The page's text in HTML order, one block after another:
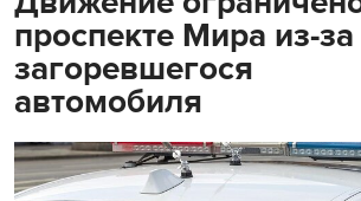
проспекте Мира из-за
загоревшегося
автомобиля